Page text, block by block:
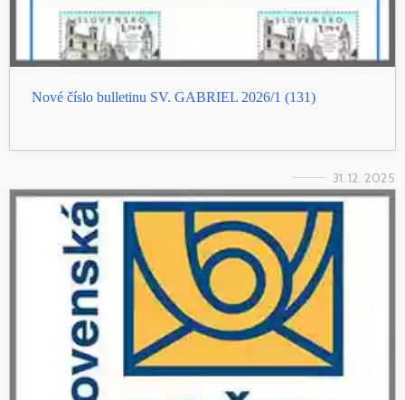
Nové číslo bulletinu SV. GABRIEL 2026/1 (131)
31. 12. 2025